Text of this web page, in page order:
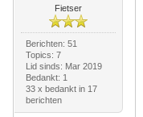
Fietser
Berichten: 51
Topics: 7
Lid sinds: Mar 2019
Bedankt: 1
33 x bedankt in 17
berichten